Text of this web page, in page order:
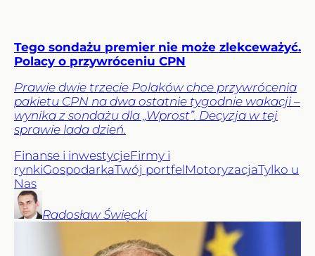
Tego sondażu premier nie może zlekceważyć.
Polacy o przywróceniu CPN
Prawie dwie trzecie Polaków chce przywrócenia
pakietu CPN na dwa ostatnie tygodnie wakacji –
wynika z sondażu dla „Wprost”. Decyzja w tej
sprawie lada dzień.
Finanse i inwestycjeFirmy i
rynkiGospodarkaTwój portfelMotoryzacjaTylko u
Nas
Radosław Święcki